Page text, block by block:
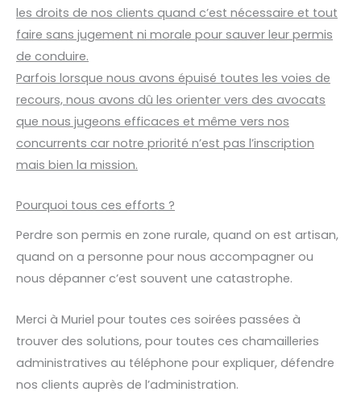
les droits de nos clients quand c’est nécessaire et tout
faire sans jugement ni morale pour sauver leur permis
de conduire.
Parfois lorsque nous avons épuisé toutes les voies de
recours, nous avons dû les orienter vers des avocats
que nous jugeons efficaces et même vers nos
concurrents car notre priorité n’est pas l’inscription
mais bien la mission.
Pourquoi tous ces efforts ?
Perdre son permis en zone rurale, quand on est artisan,
quand on a personne pour nous accompagner ou
nous dépanner c’est souvent une catastrophe.
Merci à Muriel pour toutes ces soirées passées à
trouver des solutions, pour toutes ces chamailleries
administratives au téléphone pour expliquer, défendre
nos clients auprès de l’administration.